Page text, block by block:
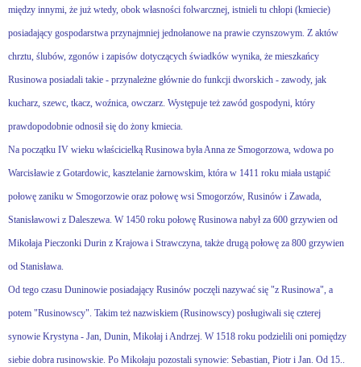
między innymi, że już wtedy, obok własności folwarcznej, istnieli tu chłopi (kmiecie)
posiadający gospodarstwa przynajmniej jednołanowe na prawie czynszowym. Z aktów
chrztu, ślubów, zgonów i zapisów dotyczących świadków wynika, że mieszkańcy
Rusinowa posiadali takie - przynależne głównie do funkcji dworskich - zawody, jak
kucharz, szewc, tkacz, woźnica, owczarz. Występuje też zawód gospodyni, który
prawdopodobnie odnosił się do żony kmiecia.
Na początku IV wieku właścicielką Rusinowa była Anna ze Smogorzowa, wdowa po
Warcisławie z Gotardowic, kasztelanie żarnowskim, która w 1411 roku miała ustąpić
połowę zaniku w Smogorzowie oraz połowę wsi Smogorzów, Rusinów i Zawada,
Stanisławowi z Daleszewa. W 1450 roku połowę Rusinowa nabył za 600 grzywien od
Mikołaja Pieczonki Durin z Krajowa i Strawczyna, także drugą połowę za 800 grzywien
od Stanisława.
Od tego czasu Duninowie posiadający Rusinów poczęli nazywać się "z Rusinowa", a
potem "Rusinowscy". Takim też nazwiskiem (Rusinowscy) posługiwali się czterej
synowie Krystyna - Jan, Dunin, Mikołaj i Andrzej. W 1518 roku podzielili oni pomiędzy
siebie dobra rusinowskie. Po Mikołaju pozostali synowie: Sebastian, Piotr i Jan. Od 15..